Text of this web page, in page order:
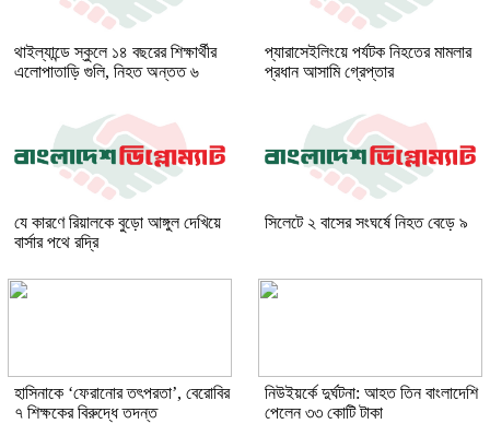
থাইল্যান্ডে স্কুলে ১৪ বছরের শিক্ষার্থীর
এলোপাতাড়ি গুলি, নিহত অন্তত ৬
প্যারাসেইলিংয়ে পর্যটক নিহতের মামলার
প্রধান আসামি গ্রেপ্তার
যে কারণে রিয়ালকে বুড়ো আঙ্গুল দেখিয়ে
বার্সার পথে রদ্রি
সিলেটে ২ বাসের সংঘর্ষে নিহত বেড়ে ৯
হাসিনাকে ‘ফেরানোর তৎপরতা’, বেরোবির
৭ শিক্ষকের বিরুদ্ধে তদন্ত
নিউইয়র্কে দুর্ঘটনা: আহত তিন বাংলাদেশি
পেলেন ৩৩ কোটি টাকা